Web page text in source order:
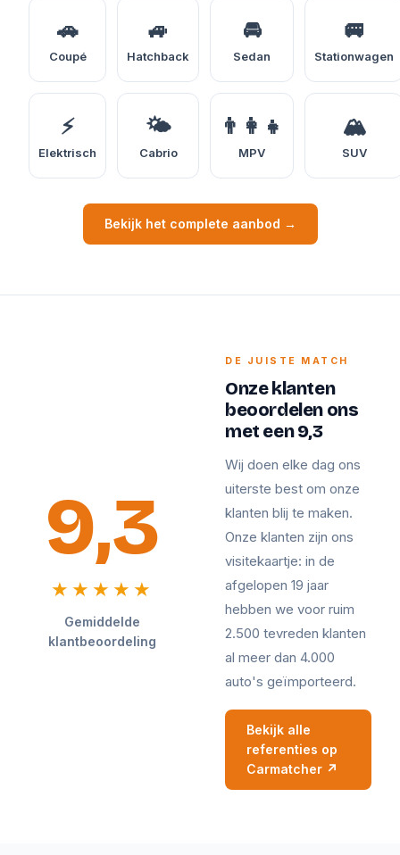
🚗
Coupé
🚙
Hatchback
🚘
Sedan
🚐
Stationwagen
⚡
Elektrisch
🌤️
Cabrio
👨‍👩‍👧
MPV
🏔️
SUV
Bekijk het complete aanbod →
9,3
★★★★★
Gemiddelde
klantbeoordeling
DE JUISTE MATCH
Onze klanten
beoordelen ons
met een 9,3
Wij doen elke dag ons
uiterste best om onze
klanten blij te maken.
Onze klanten zijn ons
visitekaartje: in de
afgelopen 19 jaar
hebben we voor ruim
2.500 tevreden klanten
al meer dan 4.000
auto's geïmporteerd.
Bekijk alle
referenties op
Carmatcher ↗